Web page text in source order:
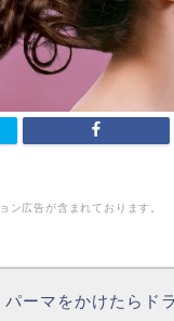
ン広告が含まれております。
パーマをかけたらド